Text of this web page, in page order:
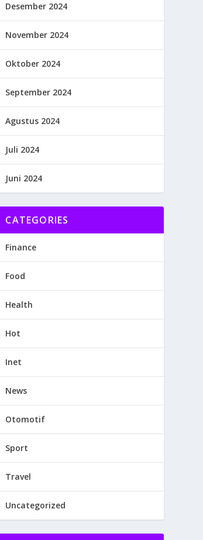
Desember 2024
November 2024
Oktober 2024
September 2024
Agustus 2024
Juli 2024
Juni 2024
CATEGORIES
Finance
Food
Health
Hot
Inet
News
Otomotif
Sport
Travel
Uncategorized